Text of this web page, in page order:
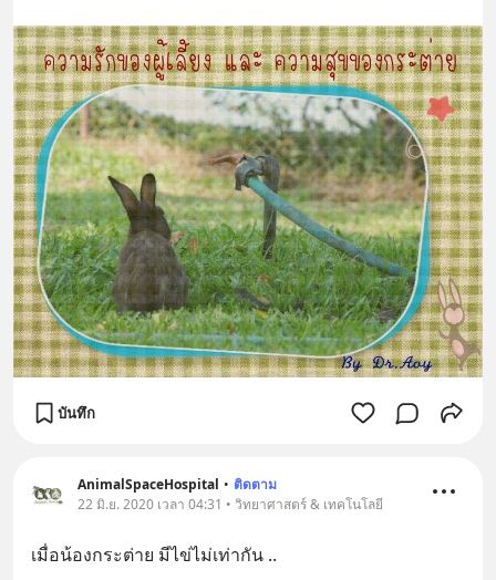
บันทึก
AnimalSpaceHospital • ติดตาม
22 มิ.ย. 2020 เวลา 04:31 • วิทยาศาสตร์ & เทคโนโลยี
เมื่อน้องกระต่าย มีไข่ไม่เท่ากัน ..